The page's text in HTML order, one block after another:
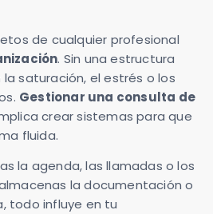
de cualquier profesional
. Sin una estructura
saturación, el estrés o los
Gestionar una consulta de
crear sistemas para que
fluida.
la agenda, las llamadas o los
la documentación o
todo influye en tu